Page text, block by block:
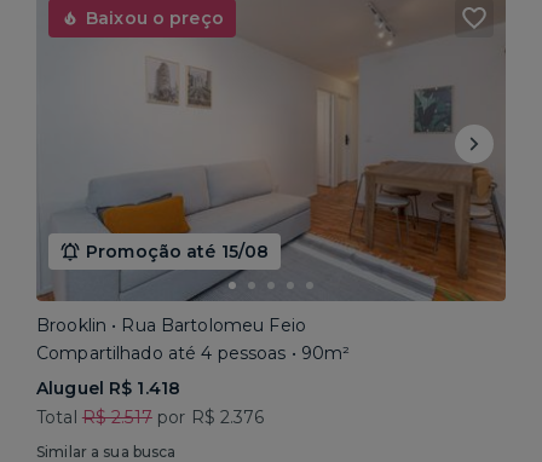
Baixou o preço
Promoção até 15/08
Brooklin • Rua Bartolomeu Feio
Compartilhado até 4 pessoas • 90m²
Aluguel R$ 1.418
Total R$ 2.517por R$ 2.376
Similar a sua busca